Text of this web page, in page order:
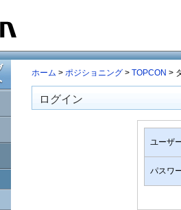
ホーム > ポジショニング > TOPCON >
ログイン
ユーザ
パスワ